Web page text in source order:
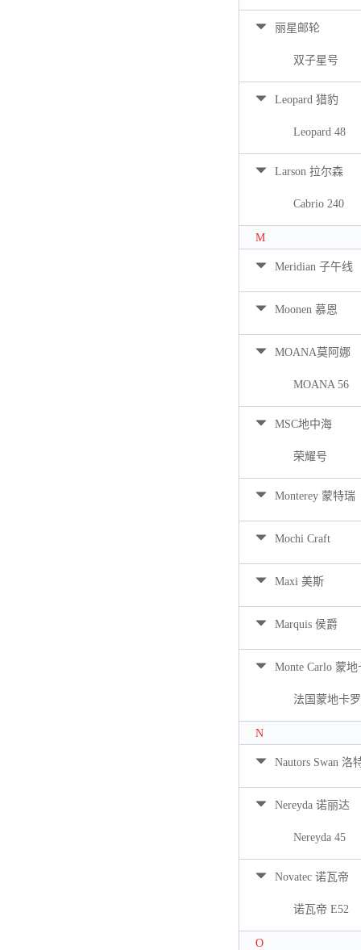
丽星邮轮
双子星号
Leopard 猎豹
Leopard 48
Larson 拉尔森
Cabrio 240
M
Meridian 子午线
Moonen 慕恩
MOANA莫阿娜
MOANA 56
MSC地中海
荣耀号
Monterey 蒙特瑞
Mochi Craft
Maxi 美斯
Marquis 侯爵
Monte Carlo 蒙地
法国蒙地卡
N
Nautors Swan 洛
Nereyda 诺丽达
Nereyda 45
Novatec 诺瓦帝
诺瓦帝 E52
O